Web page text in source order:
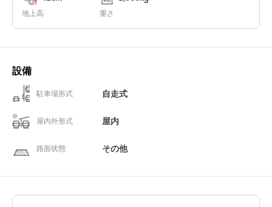
地上高 重さ
設備
駐車場形式 自走式
屋内外形式 屋内
路面状態 その他